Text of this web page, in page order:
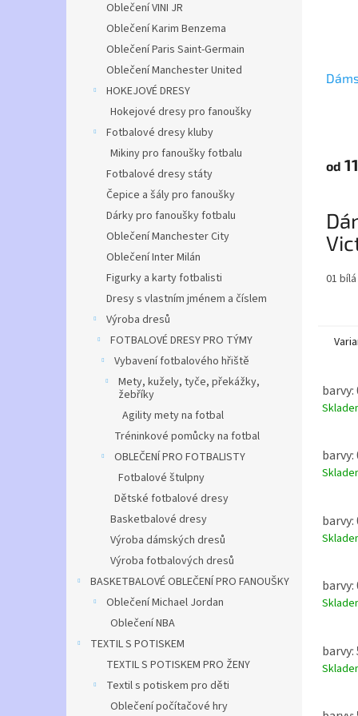
Oblečení VINI JR
Oblečení Karim Benzema
Oblečení Paris Saint-Germain
Oblečení Manchester United
HOKEJOVÉ DRESY
Hokejové dresy pro fanoušky
Fotbalové dresy kluby
Mikiny pro fanoušky fotbalu
Fotbalové dresy státy
Čepice a šály pro fanoušky
Dárky pro fanoušky fotbalu
Oblečení Manchester City
Oblečení Inter Milán
Figurky a karty fotbalisti
Dresy s vlastním jménem a číslem
Výroba dresů
FOTBALOVÉ DRESY PRO TÝMY
Vybavení fotbalového hřiště
Mety, kužely, tyče, překážky,
žebříky
Agility mety na fotbal
Tréninkové pomůcky na fotbal
OBLEČENÍ PRO FOTBALISTY
Fotbalové štulpny
Dětské fotbalové dresy
Basketbalové dresy
Výroba dámských dresů
Výroba fotbalových dresů
BASKETBALOVÉ OBLEČENÍ PRO FANOUŠKY
Oblečení Michael Jordan
Oblečení NBA
TEXTIL S POTISKEM
TEXTIL S POTISKEM PRO ŽENY
Textil s potiskem pro děti
Oblečení počítačové hry
je
5
od
Popis:
01 bílá